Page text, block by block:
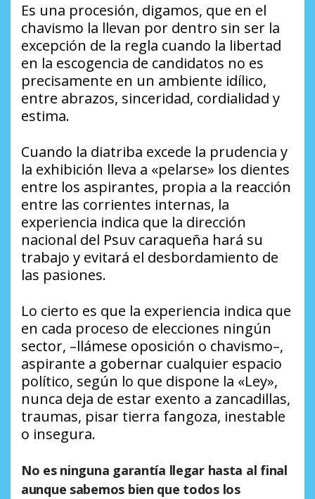
Es una procesión, digamos, que en el
chavismo la llevan por dentro sin ser la
excepción de la regla cuando la libertad
en la escogencia de candidatos no es
precisamente en un ambiente idílico,
entre abrazos, sinceridad, cordialidad y
estima.
Cuando la diatriba excede la prudencia y
la exhibición lleva a «pelarse» los dientes
entre los aspirantes, propia a la reacción
entre las corrientes internas, la
experiencia indica que la dirección
nacional del Psuv caraqueña hará su
trabajo y evitará el desbordamiento de
las pasiones.
Lo cierto es que la experiencia indica que
en cada proceso de elecciones ningún
sector, –llámese oposición o chavismo–,
aspirante a gobernar cualquier espacio
político, según lo que dispone la «Ley»,
nunca deja de estar exento a zancadillas,
traumas, pisar tierra fangoza, inestable
o insegura.
No es ninguna garantía llegar hasta al final
aunque sabemos bien que todos los